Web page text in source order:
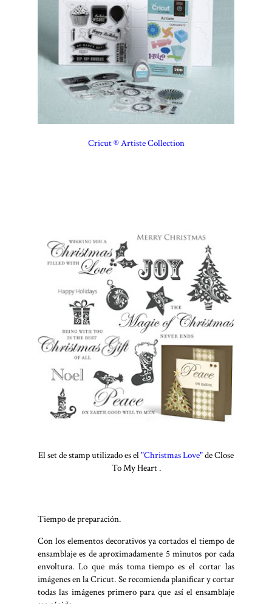
Cricut ® Artiste Collection
El set de stamp utilizado es el"Christmas Love"de Close
To My Heart .
Tiempo de preparación.
Con los elementos decorativos ya cortados el tiempo de
ensamblaje es de aproximadamente 5 minutos por cada
envoltura. Lo que más toma tiempo es el cortar las
imágenes en la Cricut. Se recomienda planificar y cortar
todas las imágenes primero para que así el ensamblaje